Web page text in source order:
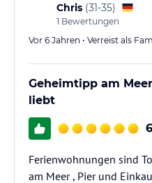
Chris (31-35)
1 Bewertungen
Vor 6 Jahren • Verreist als
Geheimtipp am
liebt
6
Ferienwohnungen sind
am Meer , Pier und